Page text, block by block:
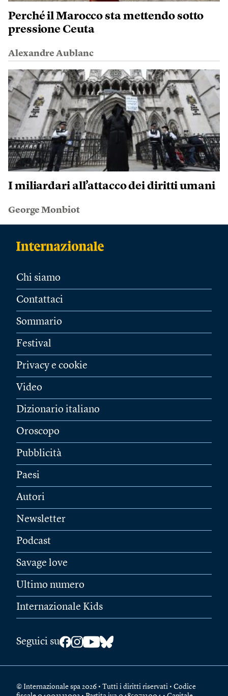
Perché il Marocco sta mettendo sotto
pressione Ceuta
Alexandre Aublanc
I miliardari all’attacco dei diritti umani
George Monbiot
Chi siamo
Contattaci
Sommario
Festival
Privacy e cookie
Video
Dizionario italiano
Oroscopo
Pubblicità
Paesi
Autori
Newsletter
Podcast
Savage love
Ultimo numero
Internazionale Kids
Seguici su
© Internazionale spa 2026 • Tutti i diritti riservati • Codice